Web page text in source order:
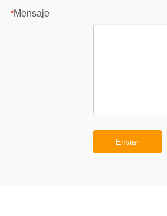
*Mensaje
Enviar